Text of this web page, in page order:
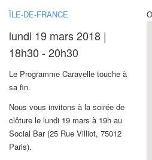
ÎLE-DE-FRANCE
lundi 19 mars 2018 |
18h30 - 20h30
Le Programme Caravelle touche à
sa fin.
Nous vous invitons à la soirée de
clôture le lundi 19 mars à 19h au
Social Bar (25 Rue Villiot, 75012
Paris).